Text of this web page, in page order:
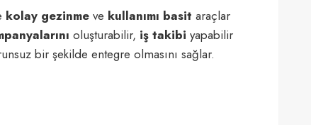
kolay gezinme ve kullanımı basit araçlar
oluşturabilir, iş takibi yapabilir
bir şekilde entegre olmasını sağlar.